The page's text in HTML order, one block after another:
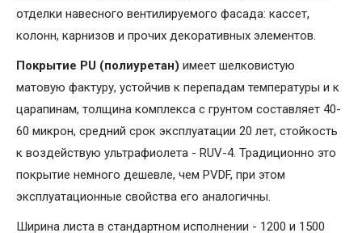
отделки навесного вентилируемого фасада: кассет,
колонн, карнизов и прочих декоративных элементов.
Покрытие PU (полиуретан) имеет шелковистую
матовую фактуру, устойчив к перепадам температуры и к
царапинам, толщина комплекса с грунтом составляет 40-
60 микрон, средний срок эксплуатации 20 лет, стойкость
к воздействую ультрафиолета - RUV-4. Традиционно это
покрытие немного дешевле, чем PVDF, при этом
эксплуатационные свойства его аналогичны.
Ширина листа в стандартном исполнении - 1200 и 1500